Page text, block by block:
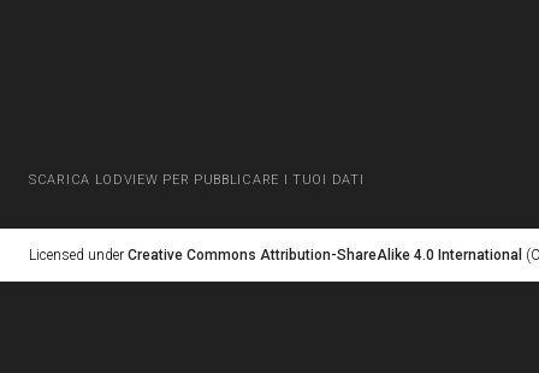
SCARICA LODVIEW PER PUBBLICARE I TUOI DATI
Licensed under Creative Commons Attribution-ShareAlike 4.0 International